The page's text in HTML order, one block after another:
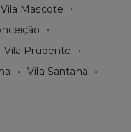
Vila Mascote
Vila Prudente
Vila Santana